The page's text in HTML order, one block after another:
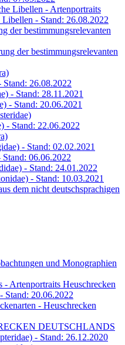
Libellen - Artenportraits
- Stand: 26.08.2022
der bestimmungsrelevanten
der bestimmungsrelevanten
26.08.2022
- Stand: 28.11.2021
- Stand: 20.06.2021
- Stand: 22.06.2022
- Stand: 02.02.2021
06.06.2022
- Stand: 24.01.2022
- Stand: 10.03.2021
dem nicht deutschsprachigen
und Monographien
- Artenportraits Heuschrecken
Stand: 20.06.2022
- Heuschrecken
DEUTSCHLANDS
- Stand: 26.12.2020